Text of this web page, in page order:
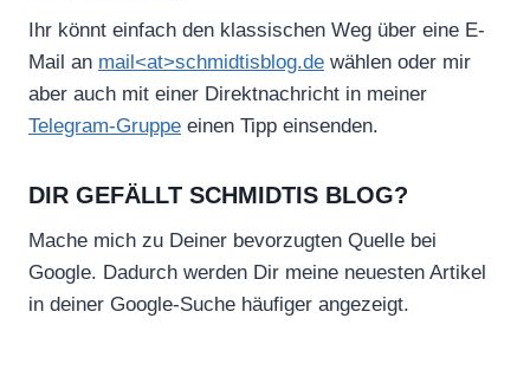
Ihr könnt einfach den klassischen Weg über eine E-
Mail an mail<at>schmidtisblog.de wählen oder mir
aber auch mit einer Direktnachricht in meiner
Telegram-Gruppe einen Tipp einsenden.
DIR GEFÄLLT SCHMIDTIS BLOG?
Mache mich zu Deiner bevorzugten Quelle bei
Google. Dadurch werden Dir meine neuesten Artikel
in deiner Google-Suche häufiger angezeigt.